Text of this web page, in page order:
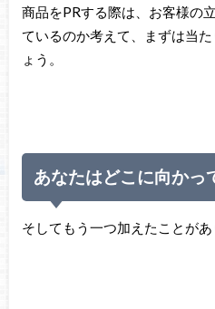
商品をPRする際は、お客様の
ているのか考えて、まずは当
ょう。
あなたはどこに向かっ
そしてもう一つ加えたことがあ